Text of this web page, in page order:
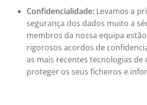
Confidencialidade: Levamos a
segurança dos dados muito a
membros da nossa equipa
rigorosos acordos de
as mais recentes tecnologias
proteger os seus ficheiros e